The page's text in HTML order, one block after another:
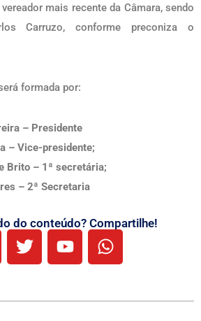
mais recente da Câmara, sendo
Carruzo, conforme preconiza o
formada por:
– Presidente
– Vice-presidente;
Brito – 1ª secretária;
– 2ª Secretaria
do conteúdo? Compartilhe!